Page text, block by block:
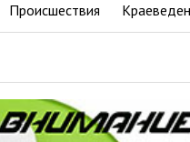
Происшествия